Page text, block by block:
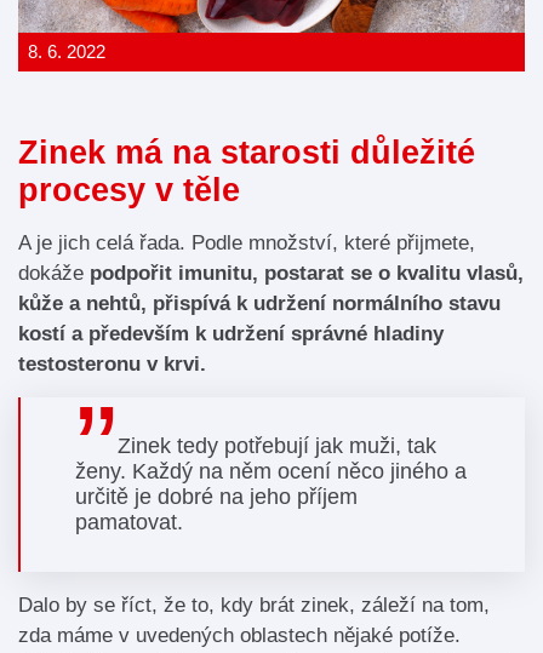
8. 6. 2022
Zinek má na starosti důležité
procesy v těle
A je jich celá řada. Podle množství, které přijmete,
dokáže podpořit imunitu, postarat se o kvalitu vlasů,
kůže a nehtů, přispívá k udržení normálního stavu
kostí a především k udržení správné hladiny
testosteronu v krvi.
Zinek tedy potřebují jak muži, tak
ženy. Každý na něm ocení něco jiného a
určitě je dobré na jeho příjem
pamatovat.
Dalo by se říct, že to, kdy brát zinek, záleží na tom,
zda máme v uvedených oblastech nějaké potíže.